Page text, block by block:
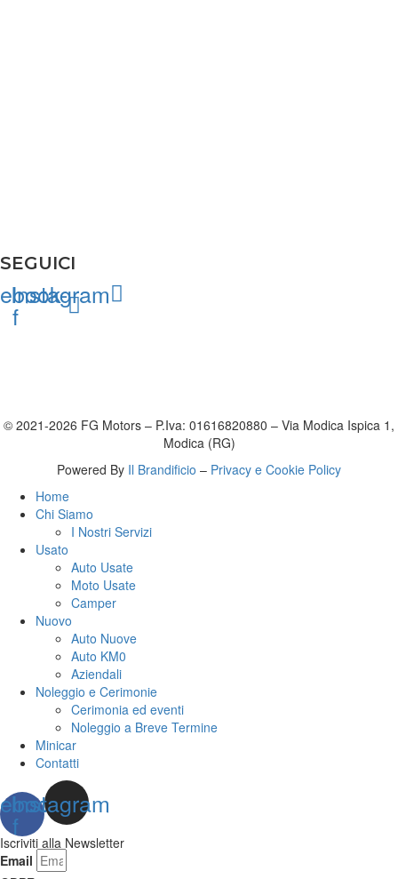
SEGUICI
f
Instagram
© 2021-2026 FG Motors – P.Iva: 01616820880 – Via Modica Ispica 1,
Modica (RG)
Powered By Il Brandificio – Privacy e Cookie Policy
Home
Chi Siamo
I Nostri Servizi
Usato
Auto Usate
Moto Usate
Camper
Nuovo
Auto Nuove
Auto KM0
Aziendali
Noleggio e Cerimonie
Cerimonia ed eventi
Noleggio a Breve Termine
Minicar
Contatti
f
Instagram
Iscriviti alla Newsletter
Email